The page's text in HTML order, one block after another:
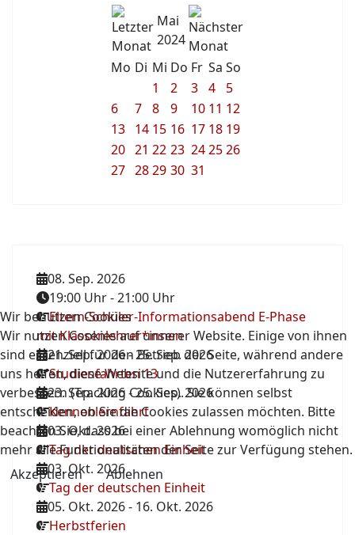
Mai
2024
Mo Di Mi Do Fr Sa So
1
2 3 4
5
6
7 8 9 10 11 12
13 14 15 16 17 18 19
20 21 22 23 242526
27 2829 30 31
08. Sep. 2026
19:00 Uhr-21:00 Uhr
Eltern-Schüler-Informationsabend E-Phase
mit Klassenlehrer*innen
21. Sep. 2026-25. Sep. 2026
Studienfahrten 13
23. Sep. 2026-25. Sep. 2026
Kennenlernfahrt
03. Okt. 2026
Tag der deutschen Einheit
03. Okt. 2026
Tag der deutschen Einheit
05. Okt. 2026- 16. Okt. 2026
Herbstferien
Wir benutzen Cookies
Wir nutzen Cookies auf unserer Website. Einige von ihnen
sind essenziell für den Betrieb der Seite, während andere
uns helfen, diese Website und die Nutzererfahrung zu
verbessern (Tracking Cookies). Sie können selbst
entscheiden, ob Sie die Cookies zulassen möchten. Bitte
beachten Sie, dass bei einer Ablehnung womöglich nicht
mehr alle Funktionalitäten der Seite zur Verfügung stehen.
Akzeptieren
Ablehnen